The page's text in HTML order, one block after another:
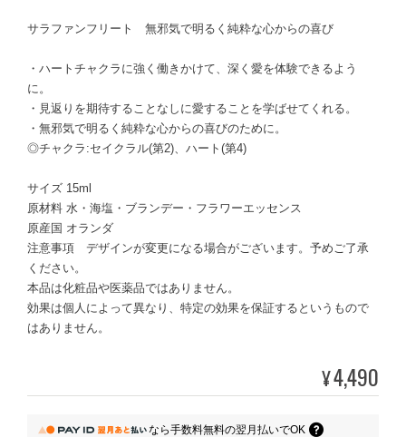
サラファンフリート 無邪気で明るく純粋な心からの喜び
・ハートチャクラに強く働きかけて、深く愛を体験できるよう
に。
・見返りを期待することなしに愛することを学ばせてくれる。
・無邪気で明るく純粋な心からの喜びのために。
◎チャクラ:セイクラル(第2)、ハート(第4)
サイズ 15ml
原材料 水・海塩・ブランデー・フラワーエッセンス
原産国 オランダ
注意事項 デザインが変更になる場合がございます。予めご了承
ください。
本品は化粧品や医薬品ではありません。
効果は個人によって異なり、特定の効果を保証するというもので
はありません。
¥4,490
なら手数料無料の翌月払いでOK